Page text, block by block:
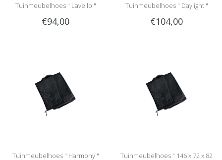
Tuinmeubelhoes " Lavello "
€94,00
Tuinmeubelhoes " Daylight "
€104,00
Tuinmeubelhoes " Harmony " Tuinmeubelhoes " 146 x 72 x 82